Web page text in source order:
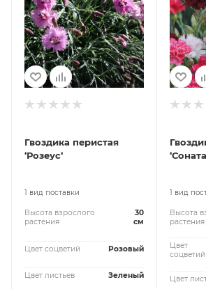
Гвоздика перистая
‘Розеус‘
1 вид поставки
Высота взрослого
растения
30
см
Цвет соцветий Розовый
Цвет листьев Зеленый
1 вид
Высота
растения
Цвет
соцветий
Цвет